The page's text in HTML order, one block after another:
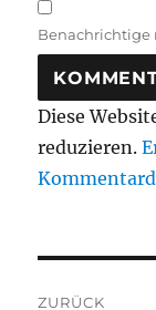
Benachrichtige
Diese
reduzieren.
ZURÜCK